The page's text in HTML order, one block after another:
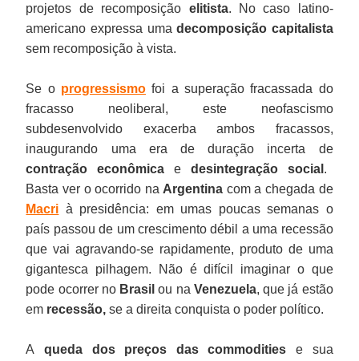
projetos de recomposição elitista. No caso latino-
americano expressa umadecomposição capitalista
sem recomposição à vista.
Se o progressismo foi a superação fracassada do
fracasso neoliberal, este neofascismo
subdesenvolvido exacerba ambos fracassos,
inaugurando uma era de duração incerta de
contração econômica e desintegração social .
Basta ver o ocorrido na Argentina com a chegada de
Macri à presidência: em umas poucas semanas o
país passou de um crescimento débil a uma recessão
que vai agravando-se rapidamente, produto de uma
gigantesca pilhagem. Não é difícil imaginar o que
pode ocorrer no Brasil ou na Venezuela, que já estão
em recessão, se a direita conquista o poder político.
A queda dos preços das commodities e sua